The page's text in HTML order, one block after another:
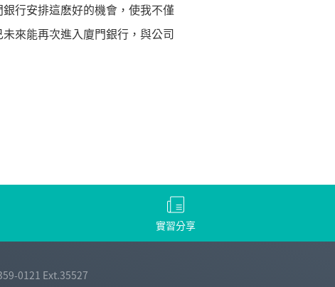
行安排這麽好的機會，使我不僅
來能再次進入廈門銀行，與公司
實習分享
0121 Ext.35527